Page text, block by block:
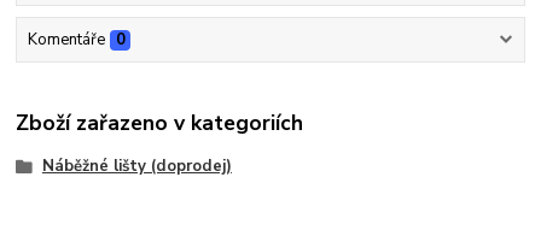
Komentáře 0
Zboží zařazeno v kategoriích
Náběžné lišty (doprodej)